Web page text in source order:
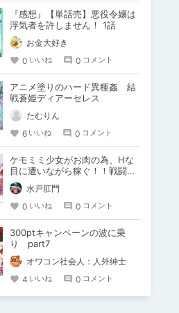
『感想』【単話売】悪役令嬢は
浮気者を許しません！ 1話
お金大好き
0 いいね 0 コメント
アニメ塗りのハード異種姦 結
戦蒼姫ディアーセレス
たむりん
6 いいね 0 コメント
ケモミミ少女がお肉の為、Hな
目に遭いながら稼ぐ！！戦闘エ
ロRPG【戦え!稼げ!あるとも
ふ!】水戸肛門
0 いいね 0 コメント
300ptキャンペーンの波に乗
り part7
オワコン社会人：人外紳士
4 いいね 0 コメント